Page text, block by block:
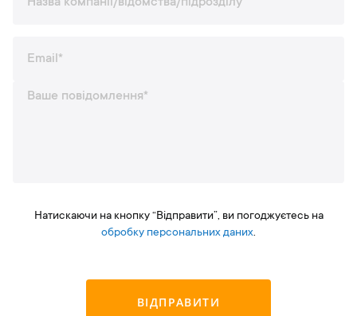
Натискаючи на кнопку “Відправити”, ви погоджуєтесь на
обробку персональних даних.
ВІДПРАВИТИ